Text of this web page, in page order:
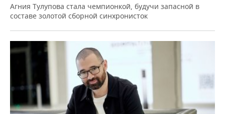
Агния Тулупова стала чемпионкой, будучи запасной в
составе золотой сборной синхронисток